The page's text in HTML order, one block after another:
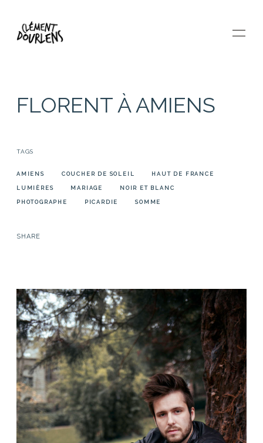
VOS HISTOIRES
FLORENT À AMIENS
TAGS
AMIENS COUCHER DE SOLEIL HAUT DE FRANCE
LUMIÈRES MARIAGE NOIR ET BLANC
PHOTOGRAPHE PICARDIE SOMME
SHARE